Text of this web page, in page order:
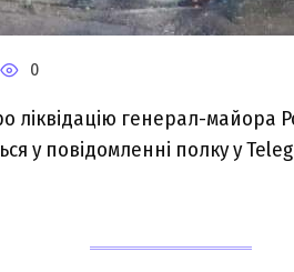
0
ліквідацію генерал-майора
у повідомленні полку у